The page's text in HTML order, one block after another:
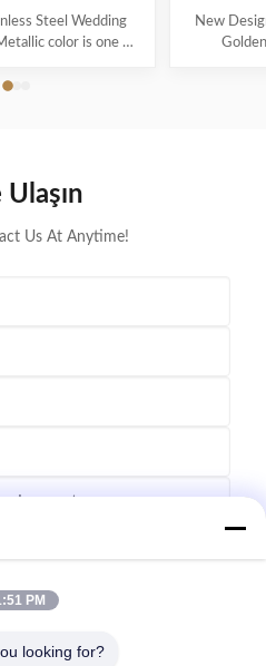
Steel Wedding
color is one of
that can improve
New
Ulaşın
Us At Anytime!
PM
looking for?